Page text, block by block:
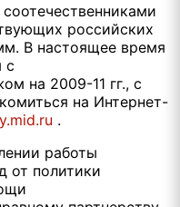
российских
В настоящее время
с
на 2009-11 гг., с
на Интернет-
.
работы
от политики